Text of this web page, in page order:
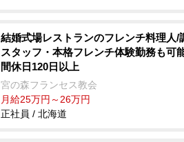
結婚式場レストランのフレンチ料理人/
スタッフ・本格フレンチ体験勤務も可
間休日120日以上
宮の森フランセス教会
月給25万円～26万円
正社員 / 北海道